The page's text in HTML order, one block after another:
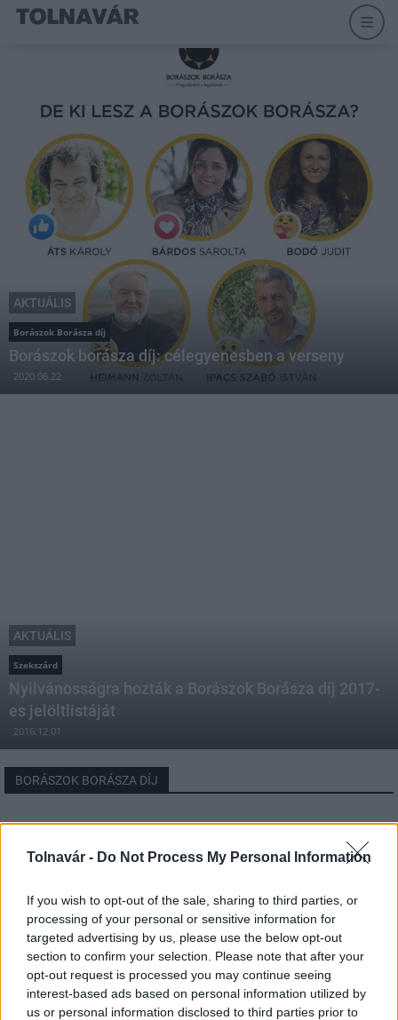
Tolnavár - Do Not Process My Personal Information
If you wish to opt-out of the sale, sharing to third parties, or
processing of your personal or sensitive information for
targeted advertising by us, please use the below opt-out
section to confirm your selection. Please note that after your
opt-out request is processed you may continue seeing
interest-based ads based on personal information utilized by
us or personal information disclosed to third parties prior to
AKTUÁLIS
Borászok Borásza díj
Borászok borásza díj: célegyenesben a verseny
2020.06.22
AKTUÁLIS
Szekszárd
Nyilvánosságra hozták a Borászok Borásza díj 2017-
es jelöltlistáját
2016.12.01
BORÁSZOK BORÁSZA DÍJ
HÍRLEVÉL
Név
E-mail cím